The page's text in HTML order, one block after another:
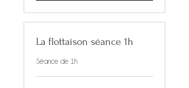
La flottaison séance 1h
Séance de 1h